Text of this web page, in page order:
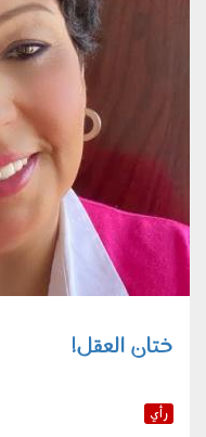
ختان العقل!
رأي